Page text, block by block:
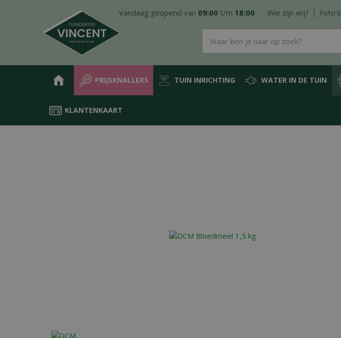
Home Producten Groen in de tuin
Vandaag geopend van 09:00 t/m 18:00 Wie zijn wij? Foto's
PRIJSKNALLERS TUIN INRICHTING WATER IN DE TUIN
KLANTENKAART